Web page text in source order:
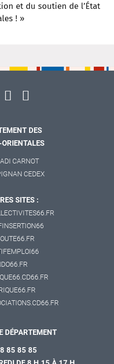
et du soutien de l’État
! »
DES
CARNOT
CEDEX
SITES :
DÉPARTEMENT
85 85 85